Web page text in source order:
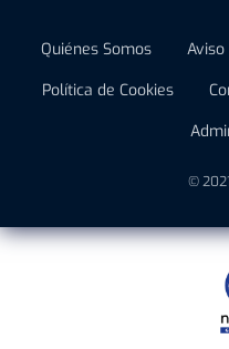
Quiénes Somos
Política de Cookies
©